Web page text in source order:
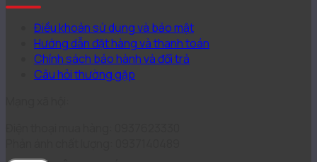
Điều khoản sử dụng và bảo mật
Hướng dẫn đặt hàng và thanh toán
Chính sách bảo hành và đổi trả
Câu hỏi thường gặp